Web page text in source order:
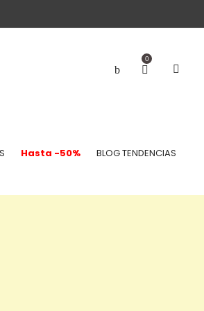
0
Hasta -50% BLOG TENDENCIAS